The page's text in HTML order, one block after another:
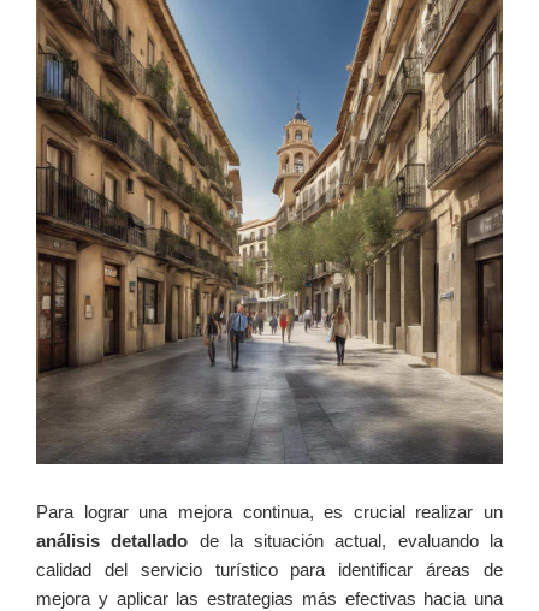
Para lograr una mejora continua, es crucial realizar un
análisis detallado de la situación actual, evaluando la
calidad del servicio turístico para identificar áreas de
mejora y aplicar las estrategias más efectivas hacia una